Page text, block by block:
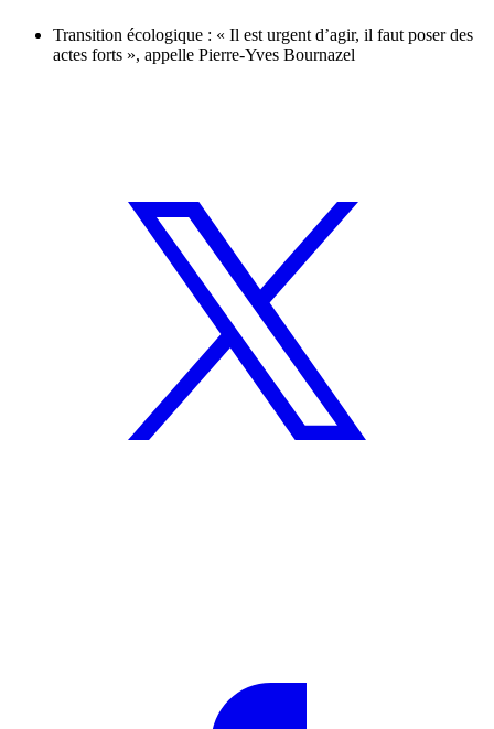
Transition écologique : « Il est urgent d’agir, il faut poser des
actes forts », appelle Pierre-Yves Bournazel